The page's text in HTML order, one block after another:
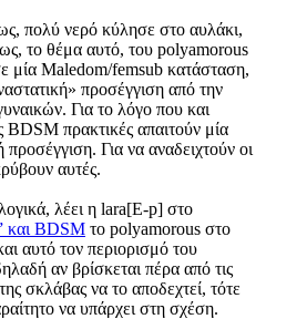
πολύ νερό κύλησε στο αυλάκι,
το θέμα αυτό, του polyamorous
μία Maledom/femsub κατάσταση,
προσέγγιση από την
Για το λόγο που και
BDSM πρακτικές απαιτούν μία
προσέγγιση. Για να αναδειχτούν οι
αυτές.
λέει η lara[E-p] στο
και BDSM το polyamorous στο
αυτό τον περιορισμό του
αν βρίσκεται πέρα από τις
σκλάβας να το αποδεχτεί, τότε
να υπάρχει στη σχέση.